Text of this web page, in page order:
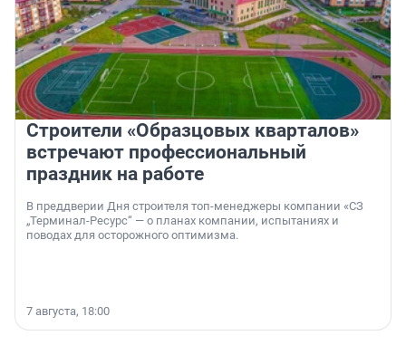
Строители «Образцовых кварталов»
встречают профессиональный
праздник на работе
В преддверии Дня строителя топ-менеджеры компании «СЗ
„Терминал-Ресурс“ — о планах компании, испытаниях и
поводах для осторожного оптимизма.
7 августа, 18:00